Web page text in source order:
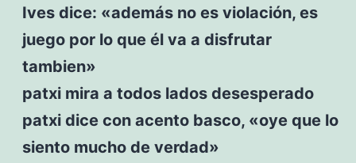
Ives dice: «además no es violación, es
juego por lo que él va a disfrutar
tambien»
patxi mira a todos lados desesperado
patxi dice con acento basco, «oye que lo
siento mucho de verdad»